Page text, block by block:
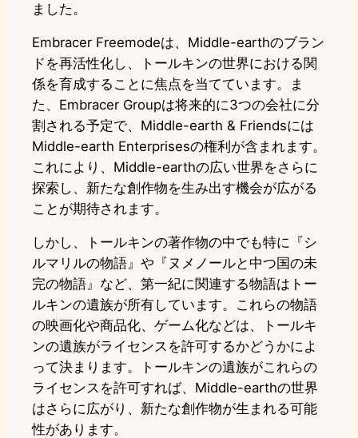
ました。
Embracer Freemodeは、Middle-earthのブラン
ドを再活性化し、トールキンの世界における関
係を育成することに焦点を当てています。ま
た、Embracer Groupは将来的に3つの会社に分
割される予定で、Middle-earth & Friendsには
Middle-earth Enterprisesの権利が含まれます。
これにより、Middle-earthの広い世界をさらに
探索し、新たな創作物を生み出す機会が広がる
ことが期待されます。
しかし、トールキンの著作物の中でも特に『シ
ルマリルの物語』や『ヌメノールと中つ国の未
完の物語』など、第一紀に関連する物語はトー
ルキンの遺族が所有しています。これらの物語
の映画化や商品化、ゲーム化などは、トールキ
ンの遺族がライセンスを許可するかどうかによ
って決まります。トールキンの遺族がこれらの
ライセンスを許可すれば、Middle-earthの世界
はさらに広がり、新たな創作物が生まれる可能
性があります。